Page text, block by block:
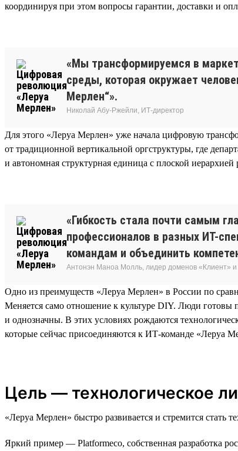
координируя при этом вопросы гарантии, доставки и
«Мы трансформируемся в
среды, которая окружает
Мерлен“».
Николай Абу-Ржейли, ИТ-директор
Для этого «Леруа Мерлен» уже начала цифровую
от традиционной вертикальной оргструктуры, где
и автономная структурная единица с плоской
«Гибкость стала почти самым
профессионалов в разных ИТ-
командам и объединить
Антонэн Маноа Молль, лидер доменов «Клиент» и
Одно из преимуществ «Леруа Мерлен» в России по
Меняется само отношение к культуре DIY. Люди
и однозначны. В этих условиях рождаются
которые сейчас присоединяются к ИТ-команде «Леруа
Цель — технологическое
«Леруа Мерлен» быстро развивается и стремится стать
Яркий пример — Platformeco, собственная разработка